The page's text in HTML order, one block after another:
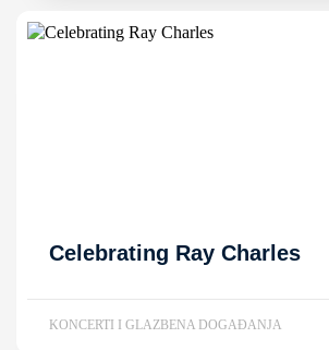
Celebrating Ray Charles
KONCERTI I GLAZBENA DOGAĐANJA